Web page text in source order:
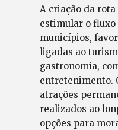
A criação da
estimular o
municípios,
ligadas ao
gastronomia,
entretenimento.
atrações
realizados ao
opções para